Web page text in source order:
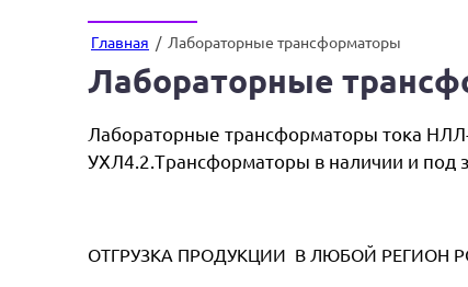
Главная / Лабораторные трансформаторы
Лабораторные
Лабораторные трансформаторы тока
УХЛ4.2.Трансформаторы в наличии и под
ОТГРУЗКА ПРОДУКЦИИ В ЛЮБОЙ РЕГИОН